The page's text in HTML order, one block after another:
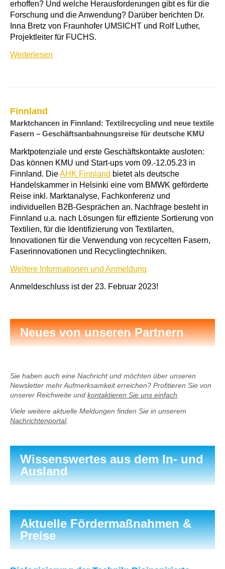
erhoffen? Und welche Herausforderungen gibt es für die
Forschung und die Anwendung? Darüber berichten Dr.
Inna Bretz von Fraunhofer UMSICHT und Rolf Luther,
Projektleiter für FUCHS.
Weiterlesen
Finnland
Marktchancen in Finnland: Textilrecycling und neue textile
Fasern – Geschäftsanbahnungsreise für deutsche KMU
Marktpotenziale und erste Geschäftskontakte ausloten:
Das können KMU und Start-ups vom 09.-12.05.23 in
Finnland. DieAHK Finnland bietet als deutsche
Handelskammer in Helsinki eine vom BMWK geförderte
Reise inkl. Marktanalyse, Fachkonferenz und
individuellen B2B-Gesprächen an. Nachfrage besteht in
Finnland u.a. nach Lösungen für effiziente Sortierung von
Textilien, für die Identifizierung von Textilarten,
Innovationen für die Verwendung von recycelten Fasern,
Faserinnovationen und Recyclingtechniken.
Weitere Informationen und Anmeldung
Anmeldeschluss ist der 23. Februar 2023!
Neues von unseren Partnern
Sie haben auch eine Nachricht und möchten über unseren
Newsletter mehr Aufmerksamkeit erreichen? Profitieren Sie von
unserer Reichweite und kontaktieren Sie uns einfach
Viele weitere aktuelle Meldungen finden Sie in unserem
Nachrichtenportal.
Wissenswertes aus dem In- und
Ausland
Aktuelle Fördermaßnahmen &
Preise